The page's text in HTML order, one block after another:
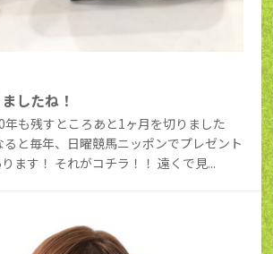
したね！
年も残すところあと1ヶ月を切りました
と毎年、日曜競馬ニッポンでプレゼント
ます！ それがコチラ！！ 遠くで見...